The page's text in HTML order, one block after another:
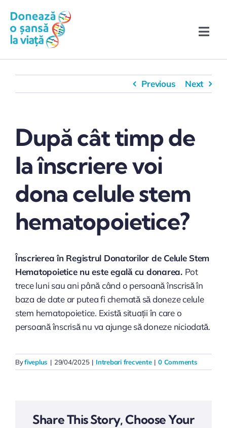
content
Toggle
Înscrie-te în Registru!
Evenimente & Media
Previous Next
După cât timp de
la înscriere voi
dona celule stem
hematopoietice?
Înscrierea în Registrul Donatorilor de Celule Stem
Hematopoietice nu este egală cu donarea. Pot
trece luni sau ani până când o persoană înscrisă în
baza de date ar putea fi chemată să doneze celule
stem hematopoietice. Există situații în care o
persoană înscrisă nu va ajunge să doneze niciodată.
Byfiveplus | 29/04/2025 | Intrebari frecvente | 0 Comments
Share This Story, Choose Your